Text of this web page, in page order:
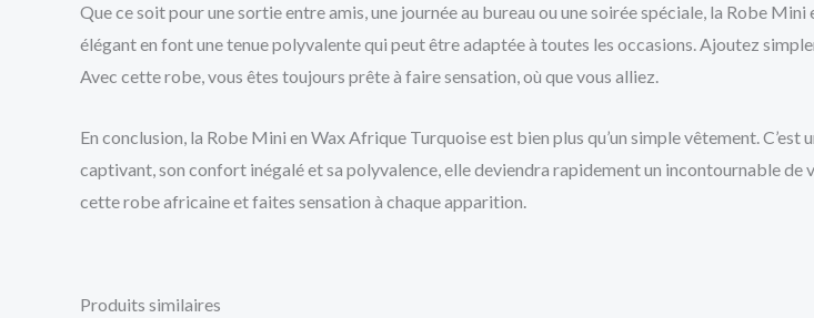
Que ce soit pour une sortie entre amis, une journée au bureau ou une soirée spéciale, la Robe
élégant en font une tenue polyvalente qui peut être adaptée à toutes les occasions. Ajoutez
Avec cette robe, vous êtes toujours prête à faire sensation, où que vous alliez.
En conclusion, la Robe Mini en Wax Afrique Turquoise est bien plus qu’un simple vêtement.
captivant, son confort inégalé et sa polyvalence, elle deviendra rapidement un incontournable
cette robe africaine et faites sensation à chaque apparition.
Produits similaires